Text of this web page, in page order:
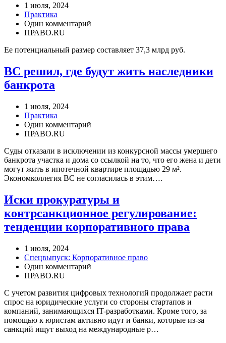
1 июля, 2024
Практика
Один комментарий
ПРАВО.RU
Ее потенциальный размер составляет 37,3 млрд руб.
ВС решил, где будут жить наследники
банкрота
1 июля, 2024
Практика
Один комментарий
ПРАВО.RU
Суды отказали в исключении из конкурсной массы умершего
банкрота участка и дома со ссылкой на то, что его жена и дети
могут жить в ипотечной квартире площадью 29 м².
Экономколлегия ВС не согласилась в этим….
Иски прокуратуры и
контрсанкционное регулирование:
тенденции корпоративного права
1 июля, 2024
Спецвыпуск: Корпоративное право
Один комментарий
ПРАВО.RU
С учетом развития цифровых технологий продолжает расти
спрос на юридические услуги со стороны стартапов и
компаний, занимающихся IT-разработками. Кроме того, за
помощью к юристам активно идут и банки, которые из-за
санкций ищут выход на международные р…